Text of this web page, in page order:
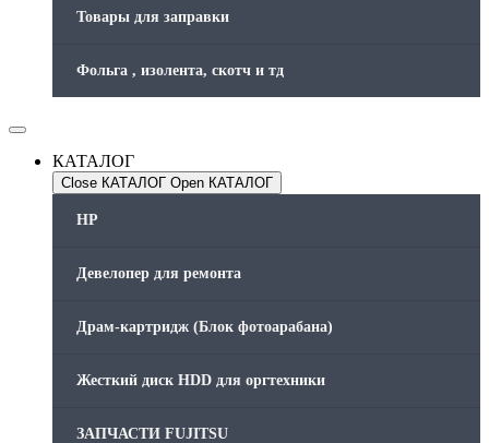
Товары для заправки
Фольга , изолента, скотч и тд
КАТАЛОГ
Close КАТАЛОГ Open КАТАЛОГ
HP
Девелопер для ремонта
Драм-картридж (Блок фотоарабана)
Жесткий диск HDD для оргтехники
ЗАПЧАСТИ FUJITSU